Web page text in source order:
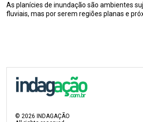
As planícies de inundação são ambientes
fluviais, mas por serem regiões planas e
©2026 INDAGAÇÃO